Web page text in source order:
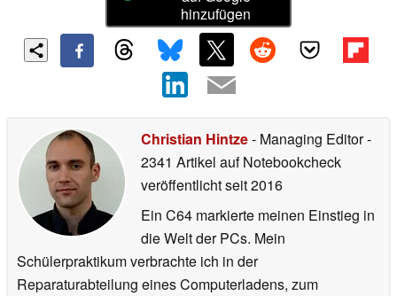
hinzufügen
Christian Hintze- Managing Editor-
2341 Artikel auf Notebookcheck
veröffentlichtseit 2016
Ein C64 markierte meinen Einstieg in
die Welt der PCs. Mein
Schülerpraktikum verbrachte ich in der
Reparaturabteilung eines Computerladens, zum